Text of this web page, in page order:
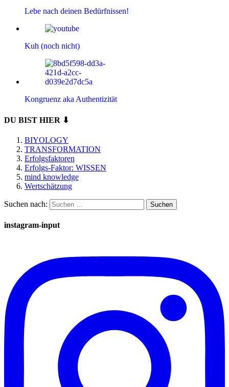
Lebe nach deinen Bedürfnissen!
Kuh (noch nicht)
Kongruenz aka Authentizität
DU BIST HIER ⬇
BIYOLOGY
TRANSFORMATION
Erfolgsfaktoren
Erfolgs-Faktor: WISSEN
mind knowledge
Wertschätzung
Suchen nach:
instagram-input